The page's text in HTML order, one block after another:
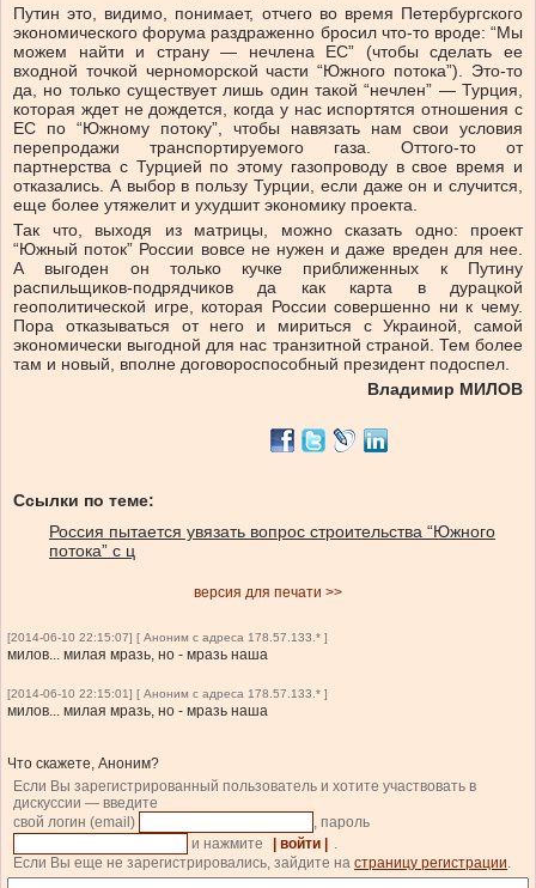
Путин это, видимо, понимает, отчего во время Петербургского
экономического форума раздраженно бросил что-то вроде: “Мы
можем найти и страну — нечлена ЕС” (чтобы сделать ее
входной точкой черноморской части “Южного потока”). Это-то
да, но только существует лишь один такой “нечлен” — Турция,
которая ждет не дождется, когда у нас испортятся отношения с
ЕС по “Южному потоку”, чтобы навязать нам свои условия
перепродажи транспортируемого газа. Оттого-то от
партнерства с Турцией по этому газопроводу в свое время и
отказались. А выбор в пользу Турции, если даже он и случится,
еще более утяжелит и ухудшит экономику проекта.
Так что, выходя из матрицы, можно сказать одно: проект
“Южный поток” России вовсе не нужен и даже вреден для нее.
А выгоден он только кучке приближенных к Путину
распильщиков-подрядчиков да как карта в дурацкой
геополитической игре, которая России совершенно ни к чему.
Пора отказываться от него и мириться с Украиной, самой
экономически выгодной для нас транзитной страной. Тем более
там и новый, вполне договороспособный президент подоспел.
Владимир МИЛОВ
Ссылки по теме:
Россия пытается увязать вопрос строительства “Южного
потока” с ц
версия для печати >>
[2014-06-10 22:15:07] [ Аноним с адреса 178.57.133.* ]
милов... милая мразь, но - мразь наша
[2014-06-10 22:15:01] [ Аноним с адреса 178.57.133.* ]
милов... милая мразь, но - мразь наша
Что скажете, Аноним?
Если Вы зарегистрированный пользователь и хотите участвовать в
дискуссии — введите
свой логин (email)
, пароль
и нажмите
| войти |
.
Если Вы еще не зарегистрировались, зайдите на страницу регистрации.